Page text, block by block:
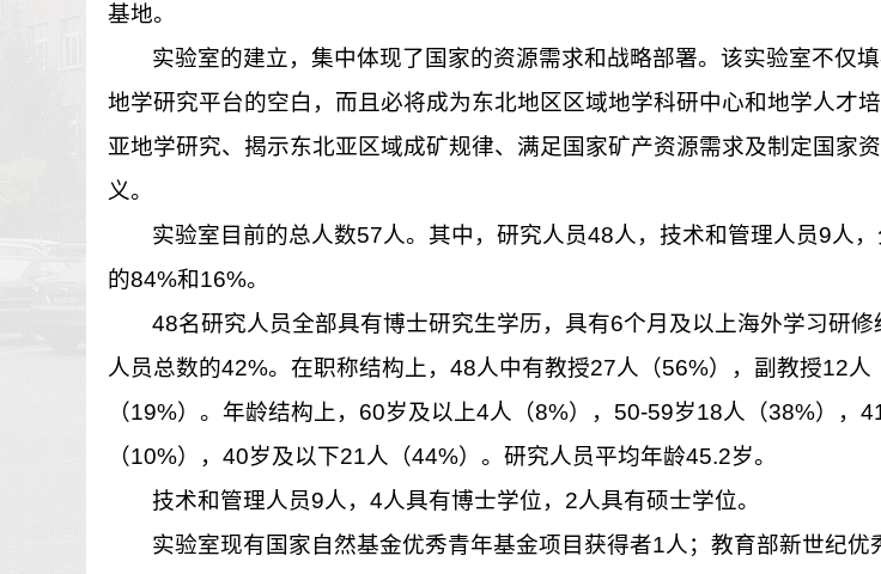
基地。
实验室的建立，集中体现了国家的资源需求和战略部署。该实验室不仅
地学研究平台的空白，而且必将成为东北地区区域地学科研中心和地学人才
亚地学研究、揭示东北亚区域成矿规律、满足国家矿产资源需求及制定国家
义。
实验室目前的总人数57人。其中，研究人员48人，技术和管理人员9人
的84%和16%。
48名研究人员全部具有博士研究生学历，具有6个月及以上海外学习研
人员总数的42%。在职称结构上，48人中有教授27人（56%），副教授12人
（19%）。年龄结构上，60岁及以上4人（8%），50-59岁18人（38%），
（10%），40岁及以下21人（44%）。研究人员平均年龄45.2岁。
技术和管理人员9人，4人具有博士学位，2人具有硕士学位。
实验室现有国家自然基金优秀青年基金项目获得者1人；教育部新世纪优